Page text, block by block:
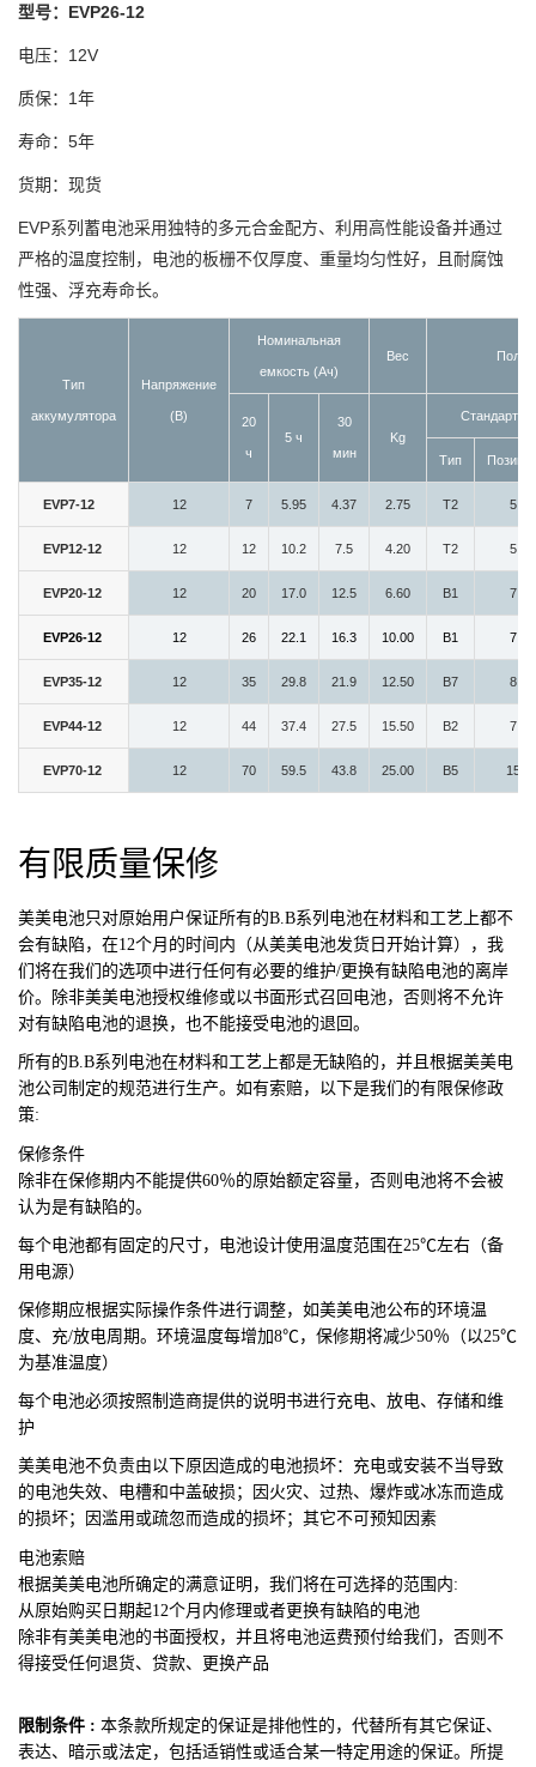
型号：EVP26-12
电压：12V
质保：1年
寿命：5年
货期：现货
EVP系列蓄电池采用独特的多元合金配方、利用高性能设备并通过
严格的温度控制，电池的板栅不仅厚度、重量均匀性好，且耐腐蚀
性强、浮充寿命长。
Тип
аккумулятора
Напряжение
(В)
Номинальная
емкость (Aч)
Вес
20
ч
5 ч
30
мин
Kg
Стандарт
Тип
EVP7-12 12 7 5.95 4.37 2.75 T2 5
EVP12-12 12 12 10.2 7.5 4.20 T2 5
EVP20-12 12 20 17.0 12.5 6.60 B1 7
EVP26-12 12 26 22.1 16.3 10.00 B1 7
EVP35-12 12 35 29.8 21.9 12.50 B7 8
EVP44-12 12 44 37.4 27.5 15.50 B2 7
EVP70-12 12 70 59.5 43.8 25.00 B5 15
有限质量保修
美美电池 只对原始用户保证所有的B.B系列电池在材料和工艺上都不
会有缺陷，在12个月的时间内（从美美电池发货日开始计算），我
们将在我们的选项中进行任何有必要的维护/更换有缺陷电池的离岸
价。除非美美电池授权维修或以书面形式召回电池，否则将不允许
对有缺陷电池的退换，也不能接受电池的退回。
所有的B.B系列电池在材料和工艺上都是无缺陷的，并且根据美美电
池公司制定的规范进行生产。如有索赔，以下是我们的有限保修政
策:
保修条件
除非在保修期内不能提供60％的原始额定容量，否则电池将不会被
认为是有缺陷的。
每个电池都有固定的尺寸，电池设计使用温度范围在25℃左右（备
用电源）
保修期应根据实际操作条件进行调整，如美美电池公布的环境温
度、充/放电周期。环境温度每增加8℃，保修期将减少50％（以25℃
为基准温度）
每个电池必须按照制造商提供的说明书进行充电、放电、存储和维
护
美美电池不负责由以下原因造成的电池损坏：充电或安装不当导致
的电池失效、电槽和中盖破损；因火灾、过热、爆炸或冰冻而造成
的损坏；因滥用或疏忽而造成的损坏；其它不可预知因素
电池索赔
根据美美电池所确定的满意证明，我们将在可选择的范围内:
从原始购买日期起12个月内修理或者更换有缺陷的电池
除非有美美电池的书面授权，并且将电池运费预付给我们，否则不
得接受任何退货、贷款、更换产品
限制条件 : 本条款所规定的保证是排他性的，代替所有其它保证、
表达、暗示或法定，包括适销性或适合某一特定用途的保证。所提